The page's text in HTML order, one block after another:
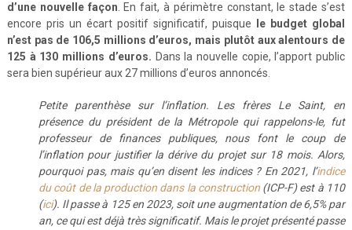
d’une nouvelle façon . En fait, à périmètre constant, le stade s’est
encore pris un écart positif significatif, puisque
le budget global
n’est pas de 106,5 millions d’euros, mais plutôt aux alentours de
125 à 130 millions d’euros. Dans la nouvelle copie, l’apport public
sera bien supérieur aux 27 millions d’euros annoncés.
Petite parenthèse sur l’inflation. Les frères Le Saint, en
présence du président de la Métropole qui rappelons-le, fut
professeur de finances publiques, nous font le coup de
l’inflation pour justifier la dérive du projet sur 18 mois. Alors,
pourquoi pas, mais qu’en disent les indices ? En 2021, l’indice
du coût de la production dans la construction(ICP-F) est à 110
(ici). Il passe à 125 en 2023, soit une augmentation de 6,5% par
an, ce qui est déjà très significatif. Mais le projet présenté passe